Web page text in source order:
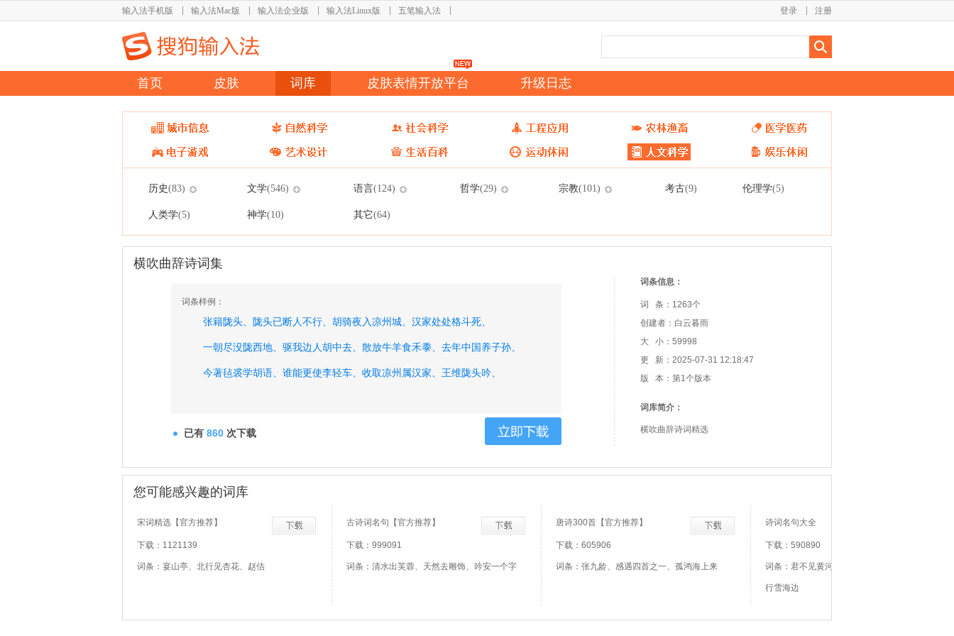
输入法手机版 输入法Mac版 输入法企业版 输入法Linux版 五笔输入法 注册
登录
首页 皮肤 词库 皮肤表情开放平台 升级日志
历史(83) 文学(546) 语言(124) 哲学(29) 宗教(101) 考古(9) 伦理学(5)
人类学(5) 神学(10) 其它(64)
横吹曲辞诗词集
词条样例：
张籍陇头、 陇头已断人不行、 胡骑夜入凉州城、 汉家处处格斗死、
一朝尽没陇西地、 驱我边人胡中去、 散放牛羊食禾黍、 去年中国养子孙、
今著毡裘学胡语、 谁能更使李轻车、 收取凉州属汉家、 王维陇头吟、
已有 860 次下载
词条信息：
词 条：1263个
创建者：白云暮雨
大 小：59998
更 新：2025-07-31 12:18:47
版 本：第1个版本
词库简介：
横吹曲辞诗词精选
您可能感兴趣的词库
宋词精选【官方推荐】
下载：1121139
词条：宴山亭、北行见杏花、赵佶
古诗词名句【官方推荐】
下载：999091
词条：清水出芙蓉、天然去雕饰、吟安一个字
唐诗300首【官方推荐】
下载：605906
词条：张九龄、感遇四首之一、孤鸿海上来
诗词名句大全
下载：590890
词条：君不见黄河之水天上来、君不见走马川
行雪海边